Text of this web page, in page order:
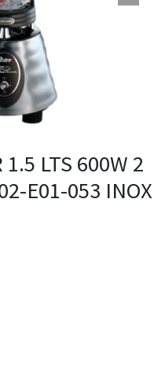
1.5 LTS 600W 2
E01-053 INOX